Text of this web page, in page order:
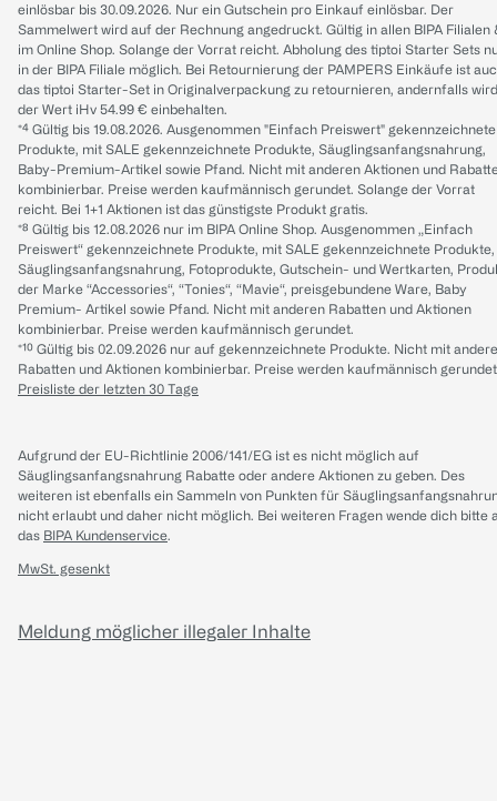
einlösbar bis 30.09.2026. Nur ein Gutschein pro Einkauf einlösbar. Der
Sammelwert wird auf der Rechnung angedruckt. Gültig in allen BIPA Filialen
im Online Shop. Solange der Vorrat reicht. Abholung des tiptoi Starter Sets
in der BIPA Filiale möglich. Bei Retournierung der PAMPERS Einkäufe ist
das tiptoi Starter-Set in Originalverpackung zu retournieren, andernfalls wird
der Wert iHv 54.99 € einbehalten.
*⁴ Gültig bis 19.08.2026. Ausgenommen "Einfach Preiswert" gekennzeichnete
Produkte, mit SALE gekennzeichnete Produkte, Säuglingsanfangsnahrung,
Baby-Premium-Artikel sowie Pfand. Nicht mit anderen Aktionen und
kombinierbar. Preise werden kaufmännisch gerundet. Solange der Vorrat
reicht. Bei 1+1 Aktionen ist das günstigste Produkt gratis.
*⁸ Gültig bis 12.08.2026 nur im BIPA Online Shop. Ausgenommen „Einfach
Preiswert“ gekennzeichnete Produkte, mit SALE gekennzeichnete Produkte,
Säuglingsanfangsnahrung, Fotoprodukte, Gutschein- und Wertkarten,
der Marke “Accessories“, “Tonies“, “Mavie“, preisgebundene Ware, Baby
Premium- Artikel sowie Pfand. Nicht mit anderen Rabatten und Aktionen
kombinierbar. Preise werden kaufmännisch gerundet.
*¹⁰ Gültig bis 02.09.2026 nur auf gekennzeichnete Produkte. Nicht mit
Rabatten und Aktionen kombinierbar. Preise werden kaufmännisch
Preisliste der letzten 30 Tage
Aufgrund der EU-Richtlinie 2006/141/EG ist es nicht möglich auf
Säuglingsanfangsnahrung Rabatte oder andere Aktionen zu geben. Des
weiteren ist ebenfalls ein Sammeln von Punkten für
nicht erlaubt und daher nicht möglich. Bei weiteren Fragen wende dich bitte
das BIPA Kundenservice.
MwSt. gesenkt
Meldung möglicher illegaler Inhalte